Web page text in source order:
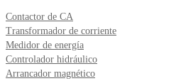
Contactor de CA
Transformador de corriente
Medidor de energía
Controlador hidráulico
Arrancador magnético